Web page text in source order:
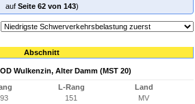
auf Seite 62 von 143)
Abschnitt
Wulkenzin, Alter Damm (MST 20)
L-Rang
151
Land
MV